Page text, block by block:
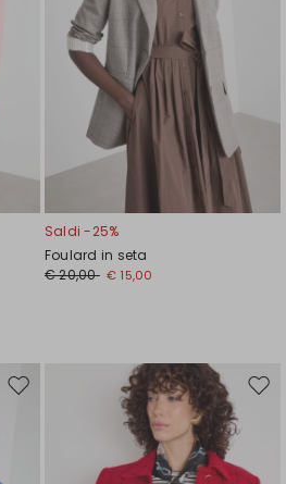
Saldi -25%
Foulard in seta
€ 20,00 € 15,00
Sposta